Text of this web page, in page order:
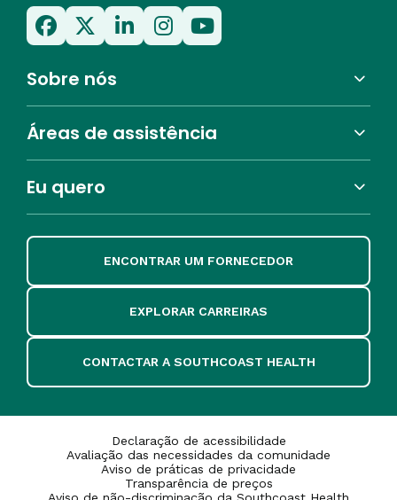
Sobre nós
Áreas de assistência
Eu quero
ENCONTRAR UM FORNECEDOR
EXPLORAR CARREIRAS
CONTACTAR A SOUTHCOAST HEALTH
Declaração de acessibilidade
Avaliação das necessidades da comunidade
Aviso de práticas de privacidade
Transparência de preços